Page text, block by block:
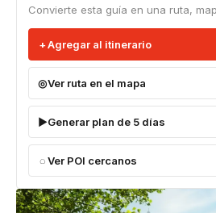
Convierte esta guía en una ruta,
Agregar al itinerario
Ver ruta en el mapa
Generar plan de 5 días
Ver POI cercanos